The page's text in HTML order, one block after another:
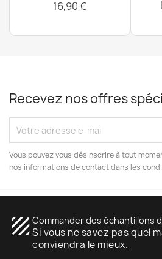
16,90 €
Recevez nos offres
Vous pouvez vous désinscrire à tout
nos informations de contact dans les
texture Commander des échantillons
Si vous ne savez pas quel
conviendra le mieux.